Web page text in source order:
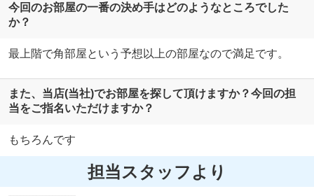
今回のお部屋の一番の決め手はどのようなところでした
か？
最上階で角部屋という予想以上の部屋なので満足です。
また、当店(当社)でお部屋を探して頂けますか？今回の担
当をご指名いただけますか？
もちろんです
担当スタッフより